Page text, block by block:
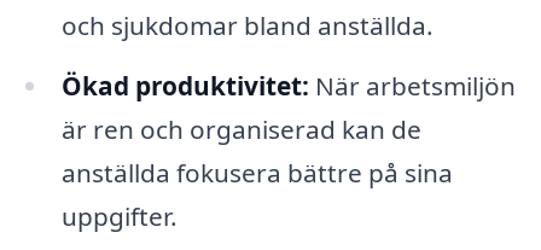
och sjukdomar bland anställda.
Ökad produktivitet: När arbetsmiljön
är ren och organiserad kan de
anställda fokusera bättre på sina
uppgifter.